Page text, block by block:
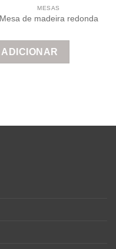
MESAS
Mesa de madeira redonda
ADICIONAR